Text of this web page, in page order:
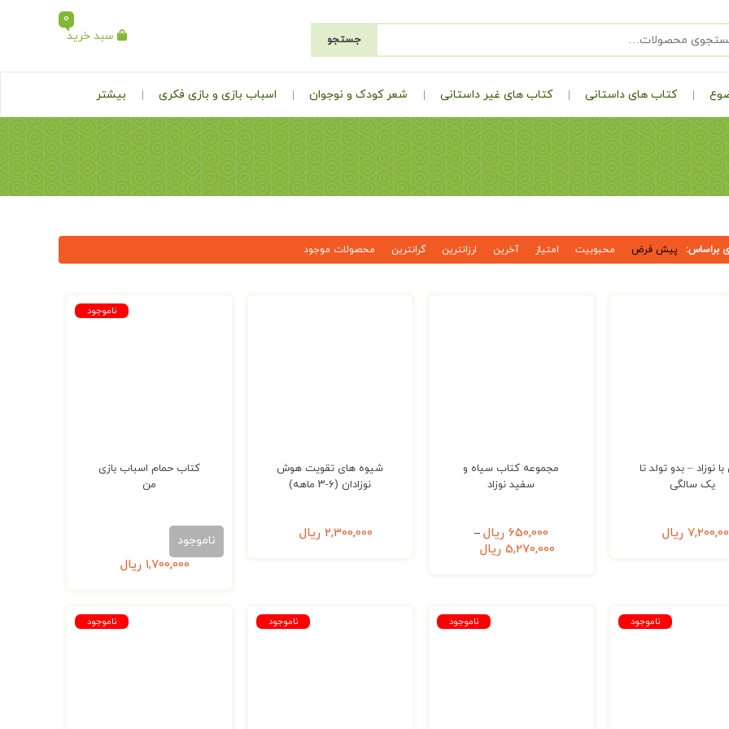
جستجو سبد خرید
0
کتاب های داستانی کتاب های غیر داستانی شعر کودک و نوجوان اسباب بازی و بازی فکری بیشتر
براساس: پیش فرض محبوبیت امتیاز آخرین ارزانترین گرانترین محصولات موجود
با نوزاد – بدو تولد تا
یک سالگی
ریال
مجموعه کتاب سیاه و
سفید نوزاد
650,000 ریال –
5,270,000 ریال
شیوه های تقویت هوش
نوزادان (۶-۳ ماهه)
2,300,000 ریال
کتاب حمام اسباب بازی
من
1,700,000 ریال
ناموجود
ناموجود
ناموجود ناموجود ناموجود ناموجود